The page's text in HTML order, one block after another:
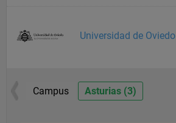
Universidad de Oviedo
Campus Asturias (3)